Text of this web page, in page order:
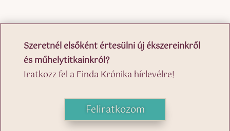
Szeretnél elsőként értesülni új ékszereinkről
és műhelytitkainkról?
Iratkozz fel a Finda Krónika hírlevélre!
Feliratkozom